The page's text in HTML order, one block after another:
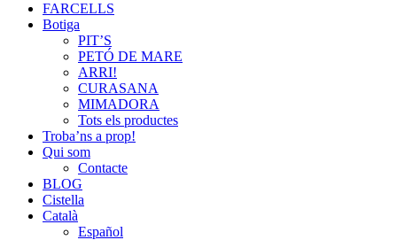
FARCELLS
Botiga
PIT’S
PETÓ DE MARE
ARRI!
CURASANA
MIMADORA
Tots els productes
Troba’ns a prop!
Qui som
Contacte
BLOG
Cistella
Català
Español